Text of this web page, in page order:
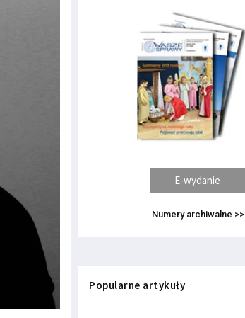
E-wydanie
Numery archiwalne >>
Popularne artykuły